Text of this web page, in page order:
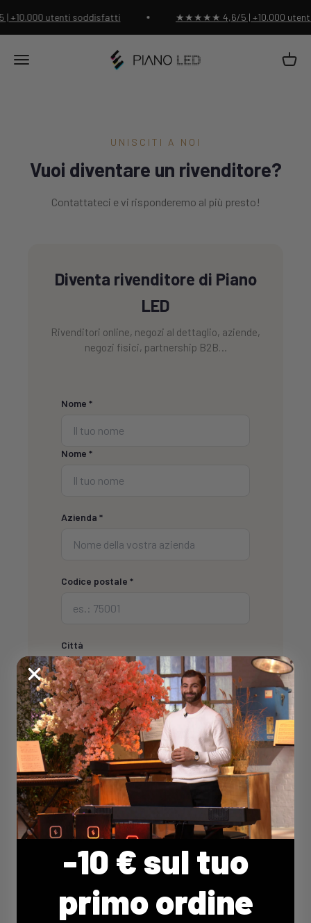
utenti soddisfatti
★★★★★ 4,6/5 | +10.000
Menu
Negozio di pianoforti a LED
UNISCITI A NOI
Vuoi diventare un rivenditore?
Contattateci e vi risponderemo al più presto!
Diventa rivenditore di Piano
LED
Rivenditori online, negozi al dettaglio, aziende,
negozi fisici, partnership B2B…
Nome *
Nome *
Azienda *
Codice postale *
Città
E-mail *
Telefono
Tipo di attività *
Messaggio *
-10 € sul tuo
primo ordine